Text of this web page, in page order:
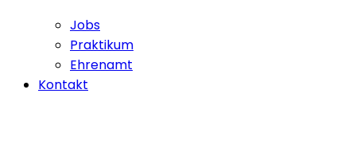
Jobs
Praktikum
Ehrenamt
Kontakt